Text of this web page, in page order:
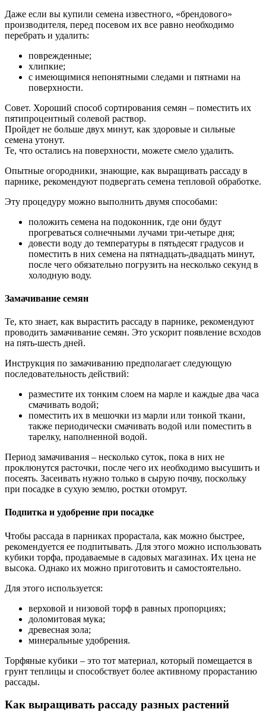
Даже если вы купили семена известного, «брендового»
производителя, перед посевом их все равно необходимо
перебрать и удалить:
поврежденные;
хлипкие;
с имеющимися непонятными следами и пятнами на
поверхности.
Совет. Хороший способ сортирования семян – поместить их
пятипроцентный солевой раствор.
Пройдет не больше двух минут, как здоровые и сильные
семена утонут.
Те, что остались на поверхности, можете смело удалить.
Опытные огородники, знающие, как выращивать рассаду в
парнике, рекомендуют подвергать семена тепловой обработке.
Эту процедуру можно выполнить двумя способами:
положить семена на подоконник, где они будут
прогреваться солнечными лучами три-четыре дня;
довести воду до температуры в пятьдесят градусов и
поместить в них семена на пятнадцать-двадцать минут,
после чего обязательно погрузить на несколько секунд в
холодную воду.
Замачивание семян
Те, кто знает, как вырастить рассаду в парнике, рекомендуют
проводить замачивание семян. Это ускорит появление всходов
на пять-шесть дней.
Инструкция по замачиванию предполагает следующую
последовательность действий:
разместите их тонким слоем на марле и каждые два часа
смачивать водой;
поместить их в мешочки из марли или тонкой ткани,
также периодически смачивать водой или поместить в
тарелку, наполненной водой.
Период замачивания – несколько суток, пока в них не
проклюнутся расточки, после чего их необходимо высушить и
посеять. Засеивать нужно только в сырую почву, поскольку
при посадке в сухую землю, ростки отомрут.
Подпитка и удобрение при посадке
Чтобы рассада в парниках прорастала, как можно быстрее,
рекомендуется ее подпитывать. Для этого можно использовать
кубики торфа, продаваемые в садовых магазинах. Их цена не
высока. Однако их можно приготовить и самостоятельно.
Для этого используется:
верховой и низовой торф в равных пропорциях;
доломитовая мука;
древесная зола;
минеральные удобрения.
Торфяные кубики – это тот материал, который помещается в
грунт теплицы и способствует более активному прорастанию
рассады.
Как выращивать рассаду разных растений